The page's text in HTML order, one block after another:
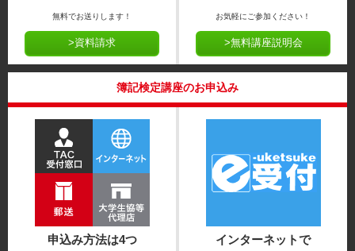
無料でお送りします！
>資料請求
お気軽にご参加ください！
>無料講座説明会
簿記検定講座のお申込み
申込み方法は4つ
インターネットで